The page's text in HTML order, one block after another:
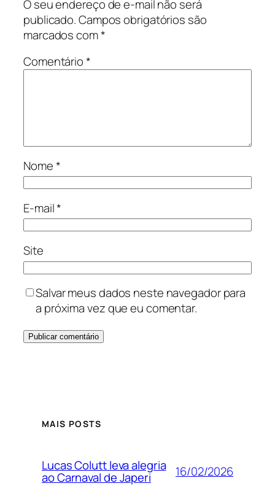
O seu endereço de e-mail não será
publicado.Campos obrigatórios são
marcados com*
Comentário*
Nome*
E-mail*
Site
Salvar meus dados neste navegador para
a próxima vez que eu comentar.
MAIS POSTS
Lucas Colutt leva alegria
ao Carnaval de Japeri 16/02/2026